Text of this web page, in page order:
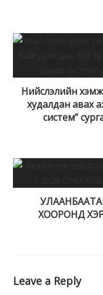
Нийслэлийн
худалдан авах
систем”
ХООРОНД
Leave a Reply